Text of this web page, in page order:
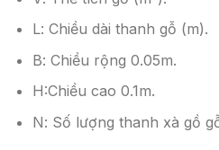
L: Chiều dài thanh gỗ (m).
B: Chiều rộng 0.05m.
H:Chiều cao 0.1m.
N: Số lượng thanh xà gồ